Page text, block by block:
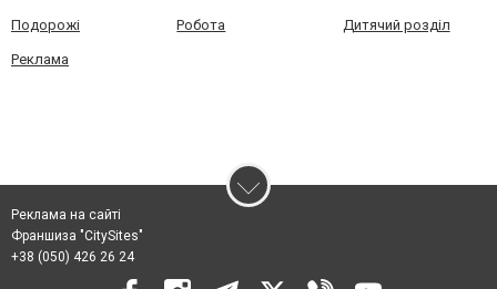
Подорожі Робота Дитячий розділ
Реклама
Реклама на сайті
Франшиза "CitySites"
+38 (050) 426 26 24